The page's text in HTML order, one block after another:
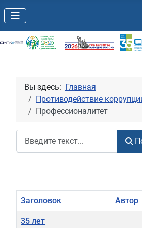
Вы здесь: Главная
Противодействие
Профессионалитет
Заголовок Автор
35 лет